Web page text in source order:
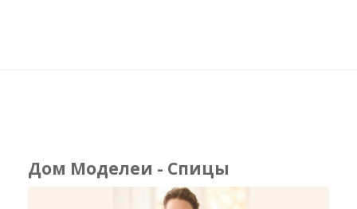
Дом Моделеи - Спицы